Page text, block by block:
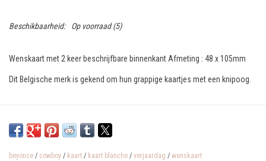
Beschikbaarheid: Op voorraad(5)
Wenskaart met 2 keer beschrijfbare binnenkant Afmeting : 48 x 105mm
Dit Belgische merk is gekend om hun grappige kaartjes met een knipoog.
beyonce / cowboy / kaart / kaart blanche / verjaardag / wenskaart